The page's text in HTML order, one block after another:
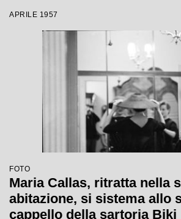
APRILE 1957
FOTO
Maria Callas, ritratta nella
abitazione, si sistema allo
cappello della sartoria Biki